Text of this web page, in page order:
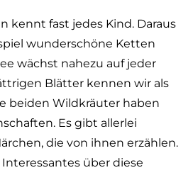
kennt fast jedes Kind. Daraus
wunderschöne Ketten
wächst nahezu auf jeder
Blätter kennen wir als
beiden Wildkräuter haben
Es gibt allerlei
die von ihnen erzählen.
über diese